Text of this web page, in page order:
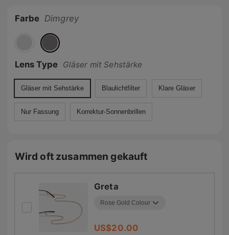
Farbe Dimgrey
Lens Type Gläser mit Sehstärke
Gläser mit Sehstärke Blaulichtfilter Klare Gläser
Nur Fassung Korrektur-Sonnenbrillen
Wird oft zusammen gekauft
Greta
US$20.00